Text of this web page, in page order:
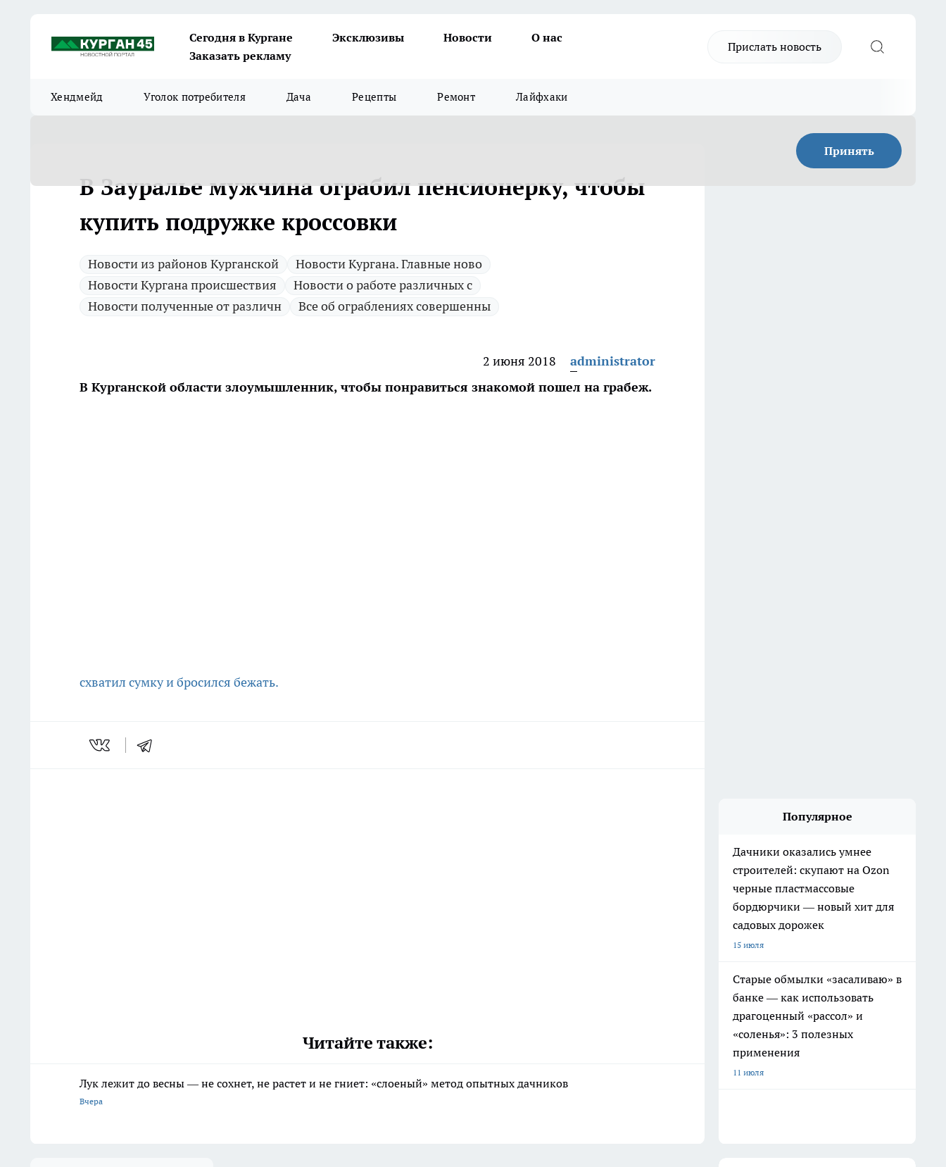
Сегодня в Кургане Эксклюзивы Новости
О нас
Заказать рекламу
Прислать новость
Хендмейд Уголок потребителя Дача Рецепты Ремонт Лайфхаки
Принять
В Зауралье мужчина ограбил пенсионерку, чтобы
купить подружке кроссовки
Новости из районов Курганской
Новости Кургана. Главные ново
Новости Кургана происшествия
Новости о работе различных с
Новости полученные от различн
Все об ограблениях совершенны
2 июня 2018
administrator
В Курганской области злоумышленник, чтобы понравиться знакомой пошел на грабеж.
схватил сумку и бросился бежать.
Читайте также:
Лук лежит до весны — не сохнет, не растет и не гниет: «слоеный» метод опытных дачников
Вчера
Популярное
Дачники оказались умнее
строителей: скупают на Ozon
черные пластмассовые
бордюрчики — новый хит для
садовых дорожек
15 июля
Старые обмылки «засаливаю» в
банке — как использовать
драгоценный «рассол» и
«соленья»: 3 полезных
применения
11 июля